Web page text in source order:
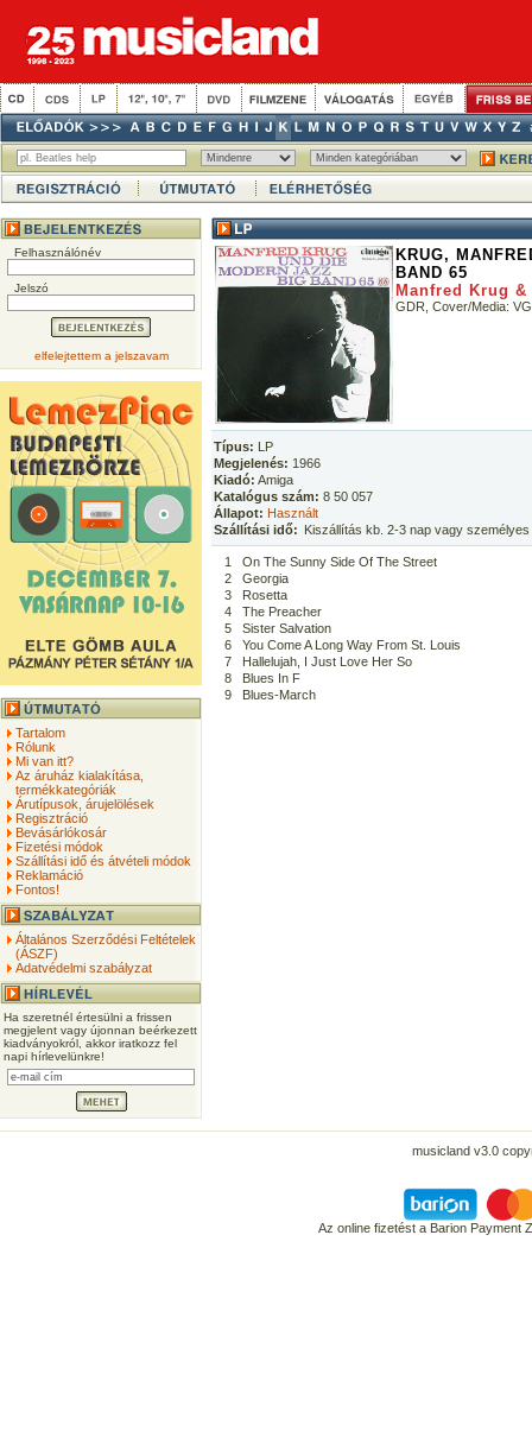
Felhasználónév
Jelszó
elfelejtettem a jelszavam
Tartalom
Rólunk
Mi van itt?
Az áruház kialakítása,
termékkategóriák
Árutípusok, árujelölések
Regisztráció
Bevásárlókosár
Fizetési módok
Szállítási idő és átvételi módok
Reklamáció
Fontos!
Általános Szerződési Feltételek
(ÁSZF)
Adatvédelmi szabályzat
Ha szeretnél értesülni a frissen
megjelent vagy újonnan beérkezett
kiadványokról, akkor iratkozz fel
napi hírlevelünkre!
KRUG,
BAND 65
Manfred Krug
GDR, Cover/Media:
Típus: LP
Megjelenés: 1966
Kiadó: Amiga
Katalógus szám: 8 50 057
Állapot: Használt
Szállítási idő: Kiszállítás kb. 2-3 nap vagy
1
On The Sunny Side Of The Street
2
Georgia
3
Rosetta
4
The Preacher
5
Sister Salvation
6
You Come A Long Way From St. Louis
7
Hallelujah, I Just Love Her So
8
Blues In F
9
Blues-March
musicland v3.0
Az online fizetést a Barion Payment